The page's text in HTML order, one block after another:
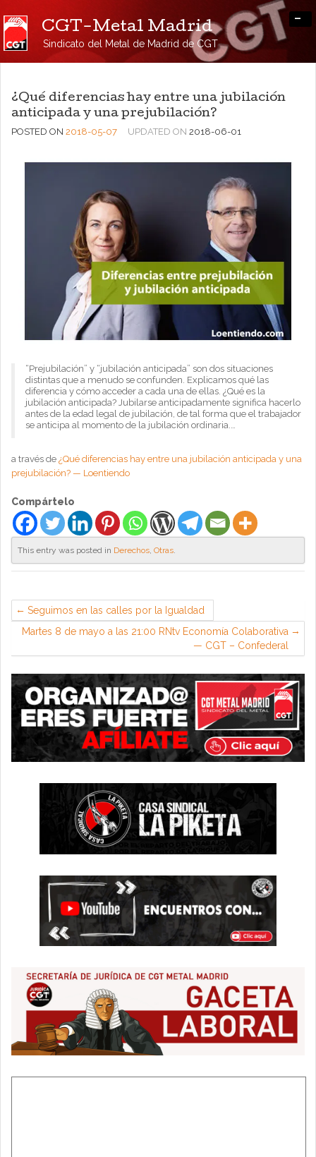
CGT-Metal Madrid
Sindicato del Metal de Madrid de CGT
-
¿Qué diferencias hay entre una jubilación
anticipada y una prejubilación?
POSTED ON 2018-05-07 UPDATED ON 2018-06-01
“Prejubilación” y “jubilación anticipada” son dos situaciones
distintas que a menudo se confunden. Explicamos qué las
diferencia y cómo acceder a cada una de ellas. ¿Qué es la
jubilación anticipada? Jubilarse anticipadamente significa hacerlo
antes de la edad legal de jubilación, de tal forma que el trabajador
se anticipa al momento de la jubilación ordinaria.…
a través de ¿Qué diferencias hay entre una jubilación anticipada y una
prejubilación? — Loentiendo
Compártelo
This entry was posted in Derechos, Otras.
Seguimos en las calles por la Igualdad
Martes 8 de mayo a las 21:00 RNtv Economía Colaborativa
— CGT – Confederal